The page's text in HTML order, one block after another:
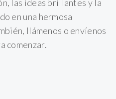
las ideas brillantes y la
en una hermosa
llámenos o envíenos
comenzar.